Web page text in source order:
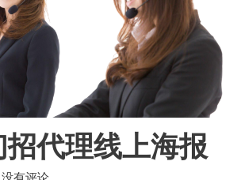
代理线上海报